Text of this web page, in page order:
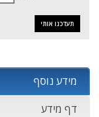
מידע נוסף
דף מידע